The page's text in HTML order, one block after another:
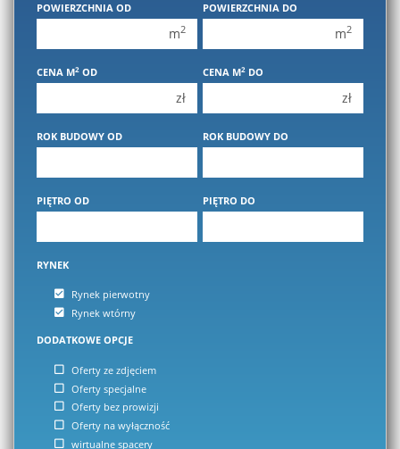
2 pokoje
3 pokoje
4 pokoje
2 pokoje
3 pokoje
4 pokoje
POWIERZCHNIA OD
m2
POWIERZCHNIA DO
m2
CENA M2 OD
zł
CENA M2 DO
zł
ROK BUDOWY OD ROK BUDOWY DO
PIĘTRO OD PIĘTRO DO
RYNEK
Rynek pierwotny
Rynek wtórny
DODATKOWE OPCJE
Oferty ze zdjęciem
Oferty specjalne
Oferty bez prowizji
Oferty na wyłączność
wirtualne spacery